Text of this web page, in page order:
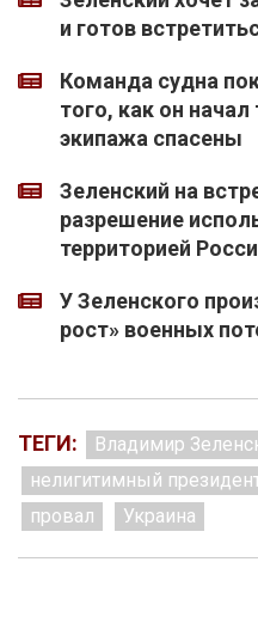
и готов
Команда судна
того, как он
экипажа спасены
Зеленский на
разрешение
территорией
У Зеленского
рост» военных
ТЕГИ:
Владимир
нелигитимный
провал
Украина